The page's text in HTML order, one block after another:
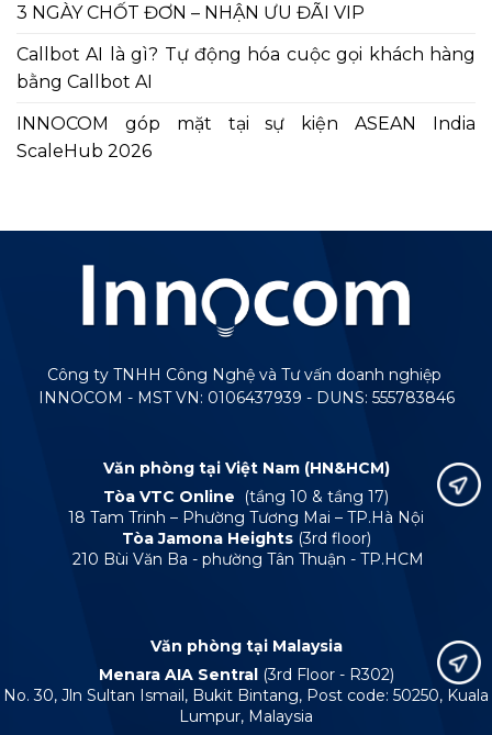
3 NGÀY CHỐT ĐƠN – NHẬN ƯU ĐÃI VIP
Callbot AI là gì? Tự động hóa cuộc gọi khách hàng
bằng Callbot AI
INNOCOM góp mặt tại sự kiện ASEAN India
ScaleHub 2026
Công ty TNHH Công Nghệ và Tư vấn doanh nghiệp
INNOCOM - MST VN: 0106437939 - DUNS: 555783846
Văn phòng tại Việt Nam (HN&HCM)
Tòa VTC Online
(tầng 10 & tầng 17)
18 Tam Trinh – Phường Tương Mai – TP.Hà Nội
Tòa Jamona Heights (3rd floor)
210 Bùi Văn Ba - phường Tân Thuận - TP.HCM
Văn phòng tại Malaysia
Menara AIA Sentral (3rd Floor - R302)
No. 30, Jln Sultan Ismail, Bukit Bintang, Post code: 50250, Kuala
Lumpur, Malaysia